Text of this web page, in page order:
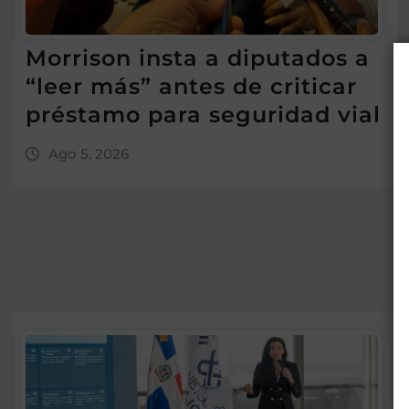
Morrison insta a diputados a
“leer más” antes de criticar
préstamo para seguridad vial
Ago 5, 2026